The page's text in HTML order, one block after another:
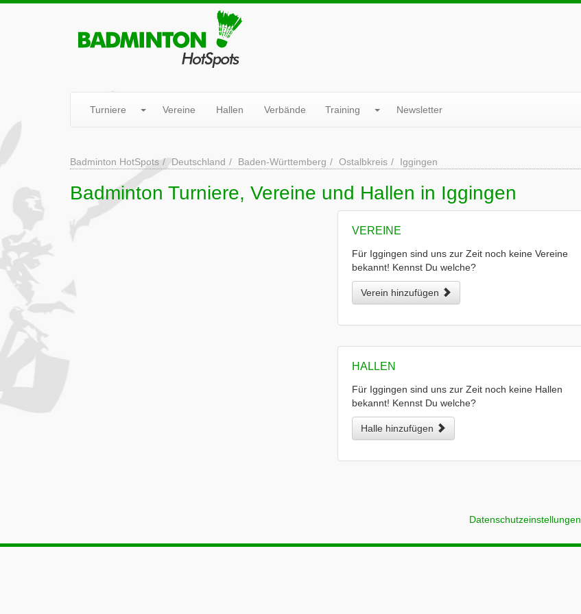
Turniere Vereine Hallen Verbände Training Newsletter
Badminton HotSpots Deutschland Baden-Württemberg Ostalbkreis Iggingen
Badminton Turniere, Vereine und Hallen in Iggingen
VEREINE
Für Iggingen sind uns zur Zeit noch keine Vereine
bekannt! Kennst Du welche?
Verein hinzufügen
HALLEN
Für Iggingen sind uns zur Zeit noch keine Hallen
bekannt! Kennst Du welche?
Halle hinzufügen
Datenschutzeinstellungen